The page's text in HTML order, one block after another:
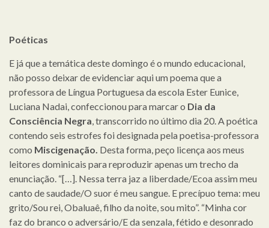
Poéticas
E já que a temática deste domingo é o mundo educacional,
não posso deixar de evidenciar aqui um poema que a
professora de Língua Portuguesa da escola Ester Eunice,
Luciana Nadai, confeccionou para marcar o Dia da
Consciência Negra , transcorrido no último dia 20. A poética
contendo seis estrofes foi designada pela poetisa-professora
como Miscigenação. Desta forma, peço licença aos meus
leitores dominicais para reproduzir apenas um trecho da
enunciação. “[…]. Nessa terra jaz a liberdade/Ecoa assim meu
canto de saudade/O suor é meu sangue. E precípuo tema: meu
grito/Sou rei, Obaluaê, filho da noite, sou mito”. “Minha cor
faz do branco o adversário/E da senzala, fétido e desonrado